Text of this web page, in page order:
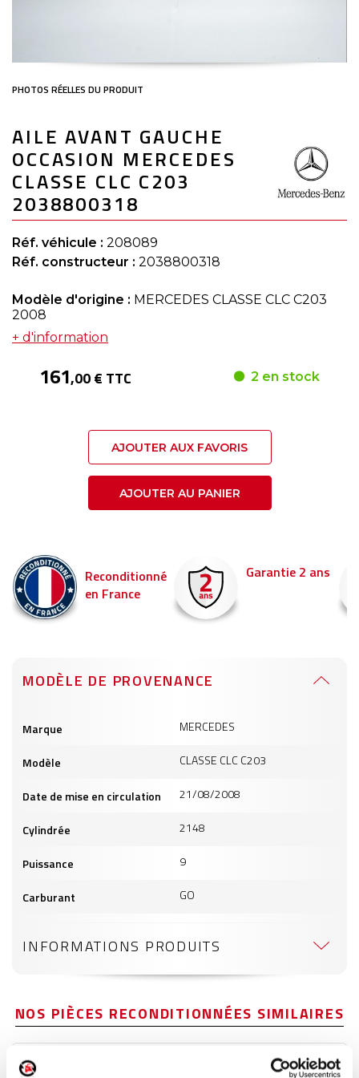
to
the
beginning
of
the
images
gallery
AILE AVANT GAUCHE
OCCASION MERCEDES
CLASSE CLC C203
2038800318
Réf. véhicule : 208089
Réf. constructeur : 2038800318
Modèle d'origine : MERCEDES CLASSE CLC C203
2008
+ d'information
161,00 € TTC 2 en stock
AJOUTER AUX FAVORIS
AJOUTER AU PANIER
Reconditionné
en France
Garantie 2 ans
MODÈLE DE PROVENANCE
produits
Marque MERCEDES
Modèle CLASSE CLC C203
Date de mise en circulation 21/08/2008
Cylindrée 2148
Puissance 9
Carburant GO
INFORMATIONS PRODUITS
NOS PIÈCES RECONDITIONNÉES SIMILAIRES
Aile avant gauche